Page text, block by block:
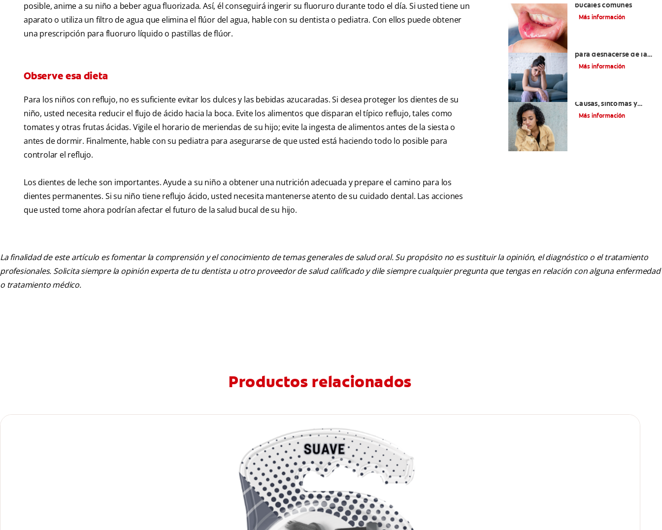
posible, anime a su niño a beber agua fluorizada. Así, él conseguirá ingerir su fluoruro durante todo el día. Si usted tiene un
aparato o utiliza un filtro de agua que elimina el flúor del agua, hable con su dentista o pediatra. Con ellos puede obtener
una prescripción para fluoruro líquido o pastillas de flúor.
Observe esa dieta
Para los niños con reflujo, no es suficiente evitar los dulces y las bebidas azucaradas. Si desea proteger los dientes de su
niño, usted necesita reducir el flujo de ácido hacia la boca. Evite los alimentos que disparan el típico reflujo, tales como
tomates y otras frutas ácidas. Vigile el horario de meriendas de su hijo; evite la ingesta de alimentos antes de la siesta o
antes de dormir. Finalmente, hable con su pediatra para asegurarse de que usted está haciendo todo lo posible para
controlar el reflujo.
Los dientes de leche son importantes. Ayude a su niño a obtener una nutrición adecuada y prepare el camino para los
dientes permanentes. Si su niño tiene reflujo ácido, usted necesita mantenerse atento de su cuidado dental. Las acciones
que usted tome ahora podrían afectar el futuro de la salud bucal de su hijo.
bucales comunes
Más información
para deshacerse de las
lesiones bucales
Más información
Causas, síntomas y
tratamientos
Más información
La finalidad de este artículo es fomentar la comprensión y el conocimiento de temas generales de salud oral. Su propósito no es sustituir la opinión, el diagnóstico o el tratamiento
profesionales. Solicita siempre la opinión experta de tu dentista u otro proveedor de salud calificado y dile siempre cualquier pregunta que tengas en relación con alguna enfermedad
o tratamiento médico.
Productos relacionados